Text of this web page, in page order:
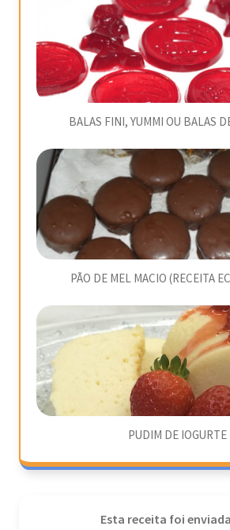
BALAS FINI, YUMMI OU BALAS
PÃO DE MEL MACIO (RECEITA
PUDIM DE IOGURTE
Esta receita foi